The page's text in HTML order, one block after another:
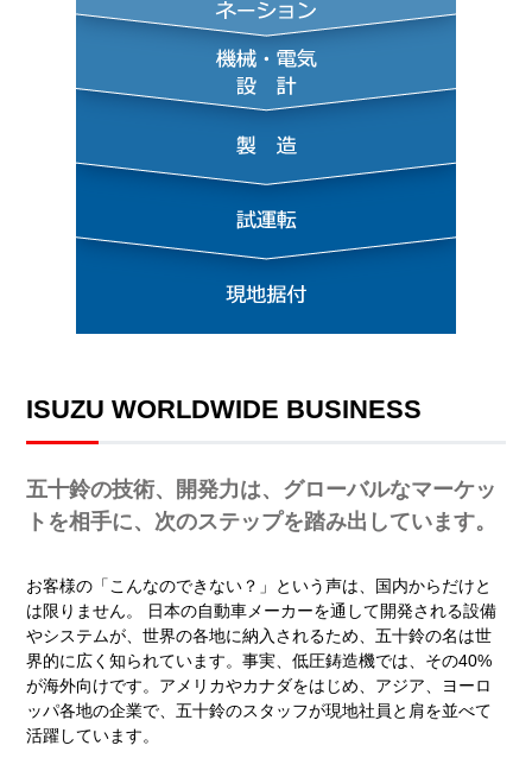
ISUZU WORLDWIDE BUSINESS
五十鈴の技術、開発力は、グローバルなマーケッ
トを相手に、次のステップを踏み出しています。
お客様の「こんなのできない？」という声は、国内からだけと
は限りません。 日本の自動車メーカーを通して開発される設備
やシステムが、世界の各地に納入されるため、五十鈴の名は世
界的に広く知られています。事実、低圧鋳造機では、その40%
が海外向けです。アメリカやカナダをはじめ、アジア、ヨーロ
ッパ各地の企業で、五十鈴のスタッフが現地社員と肩を並べて
活躍しています。